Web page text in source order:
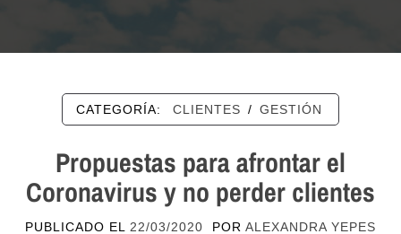
CATEGORÍA: CLIENTES / GESTIÓN
Propuestas para afrontar el
Coronavirus y no perder clientes
PUBLICADO EL 22/03/2020 POR ALEXANDRA YEPES